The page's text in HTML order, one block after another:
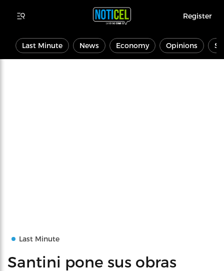
Register
Last Minute News Economy Opinions
Last Minute
Santini pone sus obras